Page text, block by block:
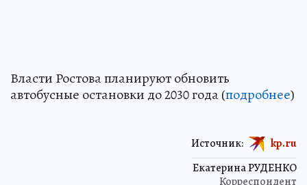
Власти Ростова планируют обновить
автобусные остановки до 2030 года (подробнее)
Екатерина РУДЕНКО
Корреспондент
Источник: kp.ru